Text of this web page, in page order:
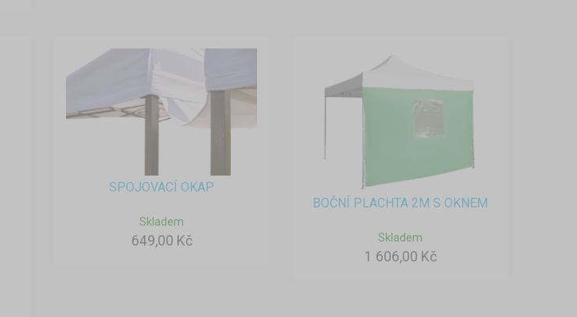
SPOJOVACÍ OKAP
Skladem
649,00 Kč
BOČNÍ PLACHTA 2M S OKNEM
Skladem
1 606,00 Kč